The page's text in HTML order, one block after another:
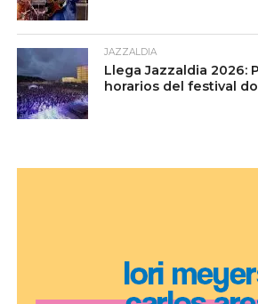
JAZZALDIA
Llega Jazzaldia 2026:
horarios del festival